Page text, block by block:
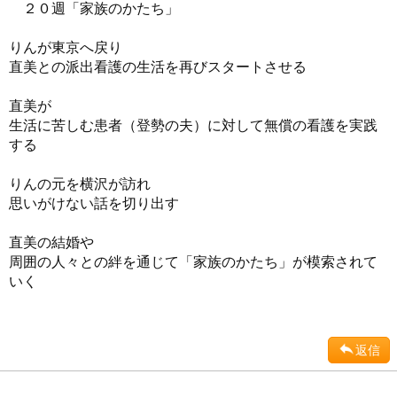
２０週「家族のかたち」
りんが東京へ戻り
直美との派出看護の生活を再びスタートさせる
直美が
生活に苦しむ患者（登勢の夫）に対して無償の看護を実践
する
りんの元を横沢が訪れ
思いがけない話を切り出す
直美の結婚や
周囲の人々との絆を通じて「家族のかたち」が模索されて
いく
返信